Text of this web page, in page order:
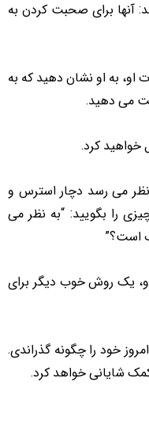
آنها برای صحبت کردن به
او، به او نشان دهید که به
می دهید.
خواهید کرد.
نظر می رسد دچار استرس و
را بگویید: “به نظر می
است؟”
او، یک روش خوب دیگر برای
خود را چگونه گذراندی.
شایانی خواهد کرد.